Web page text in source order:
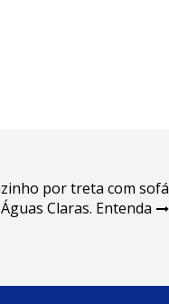
por treta com sofá
Claras. Entenda